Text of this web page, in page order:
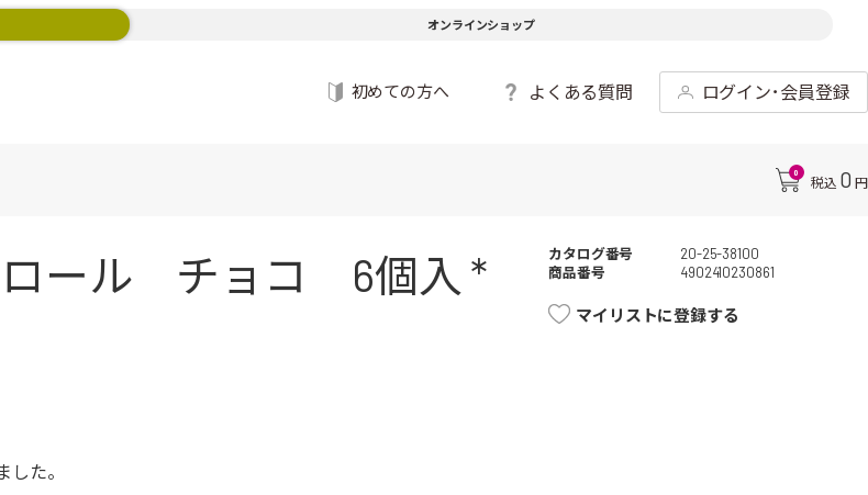
オンラインショップ
初めての方へ よくある質問 ログイン･会員登録
0
税込 0 円
ール チョコ 6個入 * カタログ番号
20-25-38100
商品番号
4902410230861
マイリストに登録する
た。